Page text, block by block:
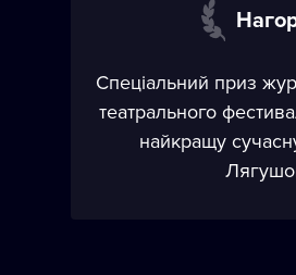
Спеціальний приз
театрального
найкращу